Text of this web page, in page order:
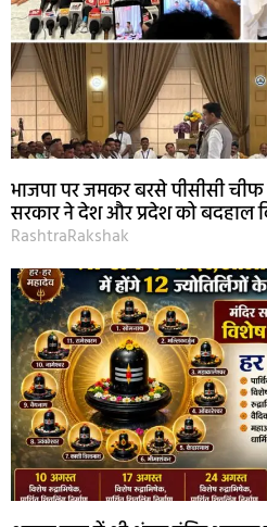
भाजपा पर जमकर बरसे पीसीसी चीफ
सरकार ने देश और प्रदेश को बदहाल
RashtraRakshak